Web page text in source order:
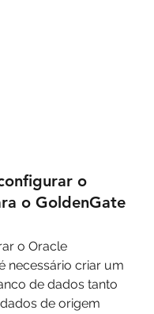
o
o GoldenGate
o Oracle
necessário criar um
de dados tanto
de origem